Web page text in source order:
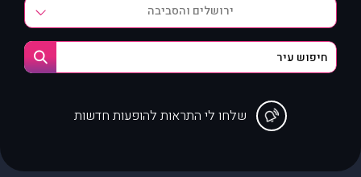
ירושלים והסביבה
שלחו לי התראות להופעות חדשות